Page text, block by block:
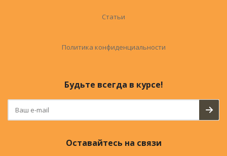
Статьи
Политика конфиденциальности
Будьте всегда в курсе!
Оставайтесь на связи